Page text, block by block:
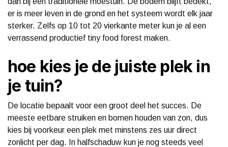
er is meer leven in de grond en het systeem wordt elk jaar
sterker. Zelfs op 10 tot 20 vierkante meter kun je al een
verrassend productief tiny food forest maken.
hoe kies je de juiste plek in
je tuin?
De locatie bepaalt voor een groot deel het succes. De
meeste eetbare struiken en bomen houden van zon, dus
kies bij voorkeur een plek met minstens zes uur direct
zonlicht per dag. In halfschaduw kun je nog steeds veel